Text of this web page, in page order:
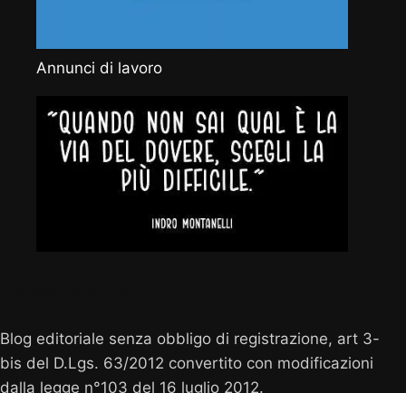
Annunci di lavoro
Blog editoriale senza obbligo di registrazione, art 3-
bis del D.Lgs. 63/2012 convertito con modificazioni
dalla legge n°103 del 16 luglio 2012.